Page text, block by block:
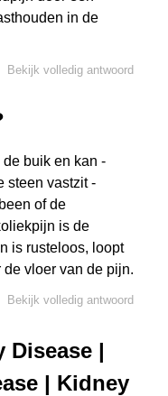
in de
Bekijk volledig antwoord
buik en kan -
steen vastzit -
of de
is de
is rusteloos, loopt
vloer van de pijn.
Bekijk volledig antwoord
Disease |
| Kidney